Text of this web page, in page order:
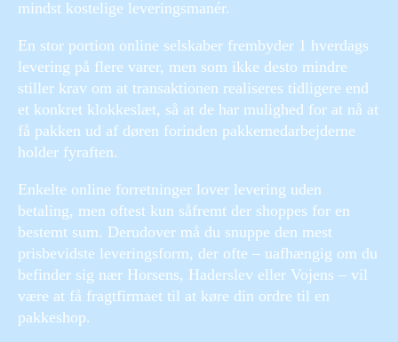
mindst kostelige leveringsmanér.
En stor portion online selskaber frembyder 1 hverdags
levering på flere varer, men som ikke desto mindre
stiller krav om at transaktionen realiseres tidligere end
et konkret klokkeslæt, så at de har mulighed for at nå at
få pakken ud af døren forinden pakkemedarbejderne
holder fyraften.
Enkelte online forretninger lover levering uden
betaling, men oftest kun såfremt der shoppes for en
bestemt sum. Derudover må du snuppe den mest
prisbevidste leveringsform, der ofte – uafhængig om du
befinder sig nær Horsens, Haderslev eller Vojens – vil
være at få fragtfirmaet til at køre din ordre til en
pakkeshop.